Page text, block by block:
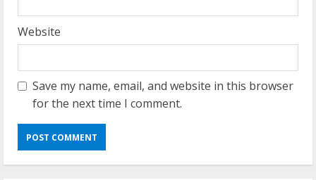
Website
Save my name, email, and website in this browser
for the next time I comment.